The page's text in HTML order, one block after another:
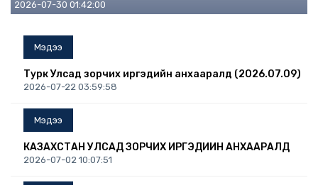
2026-07-30 01:42:00
Мэдээ
Турк Улсад зорчих иргэдийн анхааралд (2026.07.09)
2026-07-22 03:59:58
Мэдээ
КАЗАХСТАН УЛСАД ЗОРЧИХ ИРГЭДИЙН АНХААРАЛД
2026-07-02 10:07:51